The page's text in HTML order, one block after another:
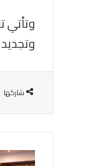
وتأتي
شاركها
مدير